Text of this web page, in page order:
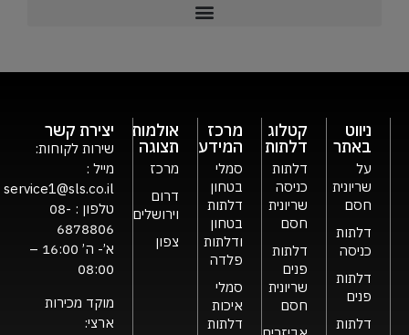
ניווט
באתר
על
שריונית
חסם
דלתות
כניסה
דלתות
פנים
דלתות
קטלוג
דלתות
דלתות
כניסה
שריונית
חסם
דלתות
פנים
שריונית
חסם
מרכז
המידע
סמלי
בטחון
דלתות
בטחון
ודלתות
פלדה
סמלי
איכות
דלתות
אולמות
תצוגה
מרכז
דרום
וירושלים
צפון
יצירת קשר
שירות לקוחות:
מייל :
service1@sls.co.il
טלפון : 08-
6878806
א’- ה’ 16:00 –
08:00
מוקד מכירות
ארצי: